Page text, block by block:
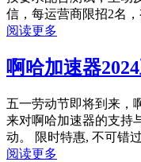
信，每运营商限招2名，
阅读更多
啊哈加速器
五一劳动节即将到来，
来对啊哈加速器的支持
动。 限时特惠, 不可错
阅读更多